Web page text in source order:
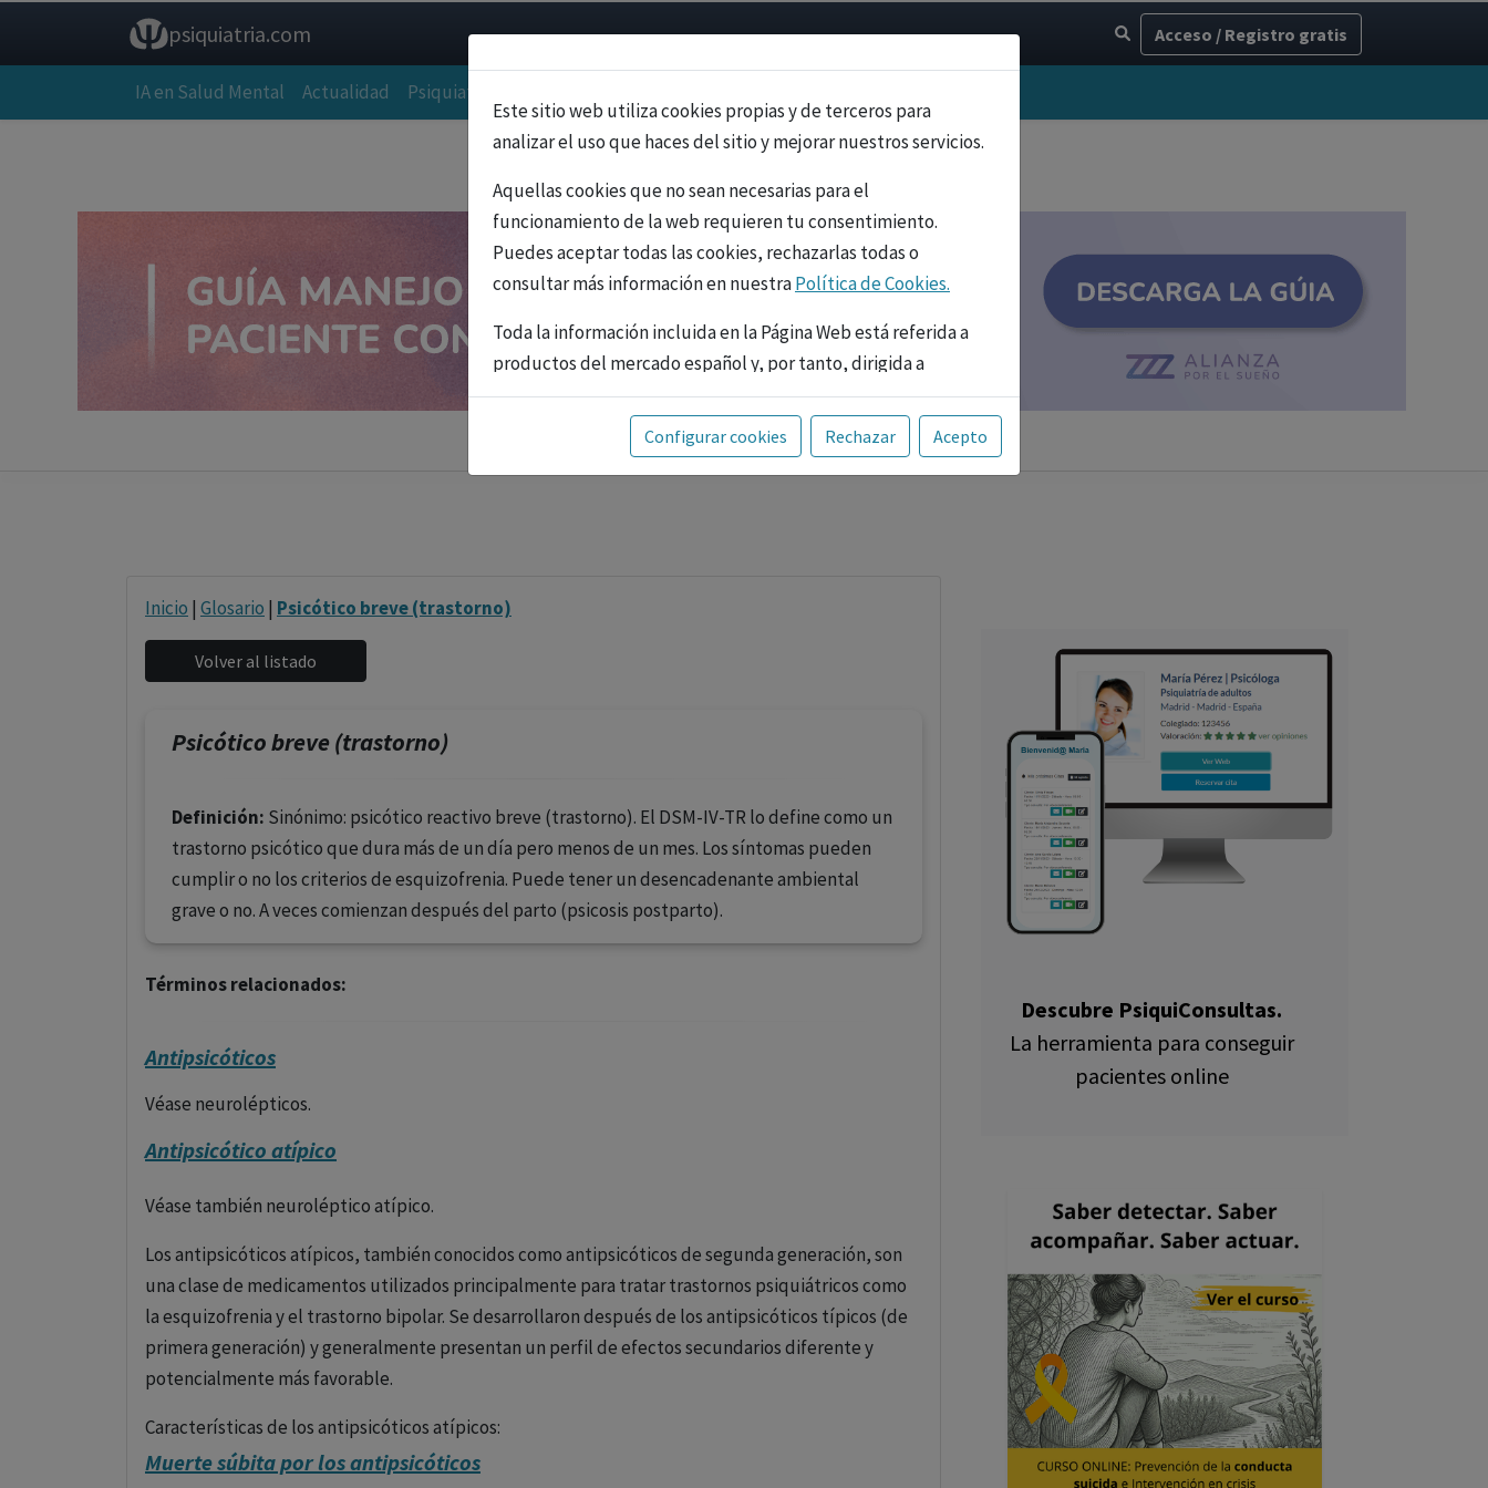
psiquiatria.com Acceso / Registro gratis
IA en Salud Mental Actualidad Psiquiatría
Este sitio web utiliza cookies propias y de terceros para
analizar el uso que haces del sitio y mejorar nuestros servicios.
Aquellas cookies que no sean necesarias para el
funcionamiento de la web requieren tu consentimiento.
Puedes aceptar todas las cookies, rechazarlas todas o
consultar más información en nuestraPolítica de Cookies.
Toda la información incluida en la Página Web está referida a
productos del mercado español y, por tanto, dirigida a
profesionales sanitarios legalmente facultados para
prescribir o dispensar medicamentos con ejercicio
profesional. La información técnica de los fármacos se facilita
Configurar cookies Rechazar Acepto
Inicio | Glosario | Psicótico breve (trastorno)
Psicótico breve (trastorno)
Definición: Sinónimo: psicótico reactivo breve (trastorno). El DSM-IV-TR lo define como un
trastorno psicótico que dura más de un día pero menos de un mes. Los síntomas pueden
cumplir o no los criterios de esquizofrenia. Puede tener un desencadenante ambiental
grave o no. A veces comienzan después del parto (psicosis postparto).
Términos relacionados:
Antipsicóticos
Véase neurolépticos.
Antipsicótico atípico
Véase también neuroléptico atípico.
Los antipsicóticos atípicos, también conocidos como antipsicóticos de segunda generación, son
una clase de medicamentos utilizados principalmente para tratar trastornos psiquiátricos como
la esquizofrenia y el trastorno bipolar. Se desarrollaron después de los antipsicóticos típicos (de
primera generación) y generalmente presentan un perfil de efectos secundarios diferente y
potencialmente más favorable.
Características de los antipsicóticos atípicos:
Mecanismo de acción: Los antipsicóticos atípicos funcionan principalmente bloqueando los
Muerte súbita por los antipsicóticos
Descubre PsiquiConsultas.
La herramienta para conseguir
pacientes online